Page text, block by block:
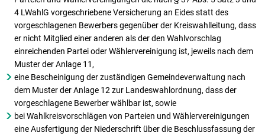
4 LWahlG vorgeschriebene Versicherung an Eides statt des
vorgeschlagenen Bewerbers gegenüber der Kreiswahlleitung, dass
er nicht Mitglied einer anderen als der den Wahlvorschlag
einreichenden Partei oder Wählervereinigung ist, jeweils nach dem
Muster der Anlage 11,
eine Bescheinigung der zuständigen Gemeindeverwaltung nach
dem Muster der Anlage 12 zur Landeswahlordnung, dass der
vorgeschlagene Bewerber wählbar ist, sowie
bei Wahlkreisvorschlägen von Parteien und Wählervereinigungen
eine Ausfertigung der Niederschrift über die Beschlussfassung der